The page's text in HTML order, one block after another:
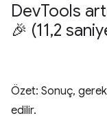
DevTools
🎉 (11,2
Özet: Sonuç,
edilir.